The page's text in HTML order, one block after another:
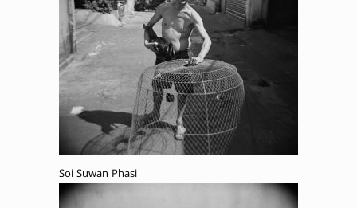
Soi Suwan Phasi